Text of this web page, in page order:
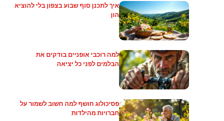
איך לתכנן סוף שבוע בצפון בלי להוציא
הון
למה רוכבי אופניים בודקים את
הבלמים לפני כל יציאה
פסיכולוג חושף למה חשוב לשמור על
חברויות מהילדות